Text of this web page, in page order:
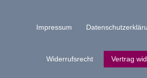
Impressum
Widerrufs­recht Vertrag